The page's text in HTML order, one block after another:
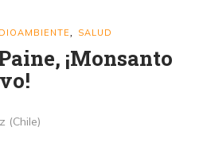
SALUD
¡Monsanto
(Chile)